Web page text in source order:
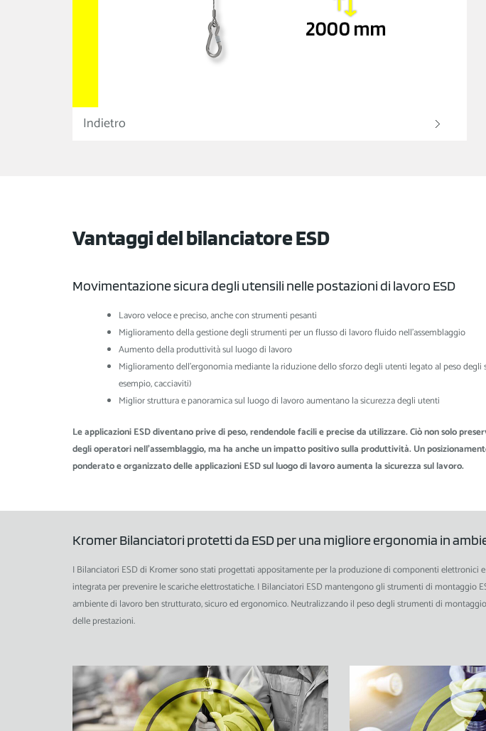
Indietro
Vantaggi del bilanciatore ESD
Movimentazione sicura degli utensili nelle postazioni di lavoro ESD
Lavoro veloce e preciso, anche con strumenti pesanti
Miglioramento della gestione degli strumenti per un flusso di lavoro fluido nell'assemblaggio
Aumento della produttività sul luogo di lavoro
Miglioramento dell'ergonomia mediante la riduzione dello sforzo degli utenti legato al peso degli
esempio, cacciaviti)
Miglior struttura e panoramica sul luogo di lavoro aumentano la sicurezza degli utenti
Le applicazioni ESD diventano prive di peso, rendendole facili e precise da utilizzare. Ciò non solo
degli operatori nell'assemblaggio, ma ha anche un impatto positivo sulla produttività. Un
ponderato e organizzato delle applicazioni ESD sul luogo di lavoro aumenta la sicurezza sul lavoro.
Kromer Bilanciatori protetti da ESD per una migliore ergonomia in
I Bilanciatori ESD di Kromer sono stati progettati appositamente per la produzione di componenti elettronici
integrata per prevenire le scariche elettrostatiche. I Bilanciatori ESD mantengono gli strumenti di montaggio
ambiente di lavoro ben strutturato, sicuro ed ergonomico. Neutralizzando il peso degli strumenti di
delle prestazioni.